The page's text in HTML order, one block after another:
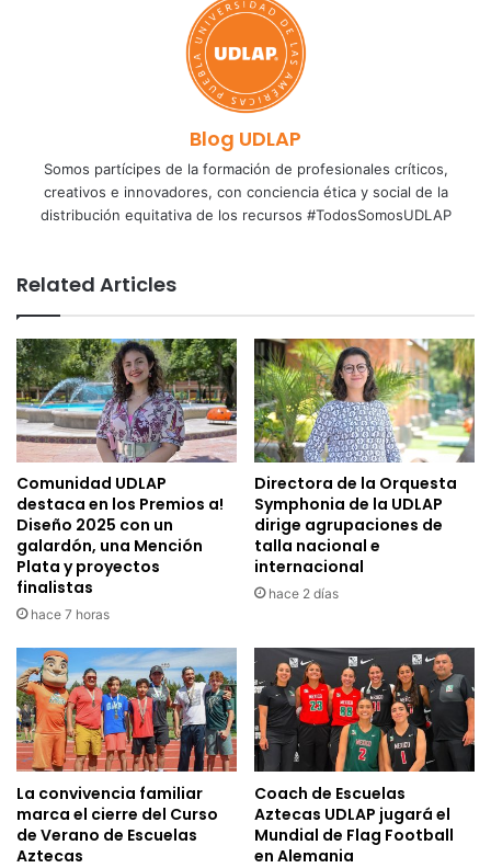
Blog UDLAP
Somos partícipes de la formación de profesionales críticos,
creativos e innovadores, con conciencia ética y social de la
distribución equitativa de los recursos #TodosSomosUDLAP
Related Articles
Comunidad UDLAP
destaca en los Premios a!
Diseño 2025 con un
galardón, una Mención
Plata y proyectos
finalistas
hace 7 horas
Directora de la Orquesta
Symphonia de la UDLAP
dirige agrupaciones de
talla nacional e
internacional
hace 2 días
La convivencia familiar
marca el cierre del Curso
de Verano de Escuelas
Aztecas
Coach de Escuelas
Aztecas UDLAP jugará el
Mundial de Flag Football
en Alemania